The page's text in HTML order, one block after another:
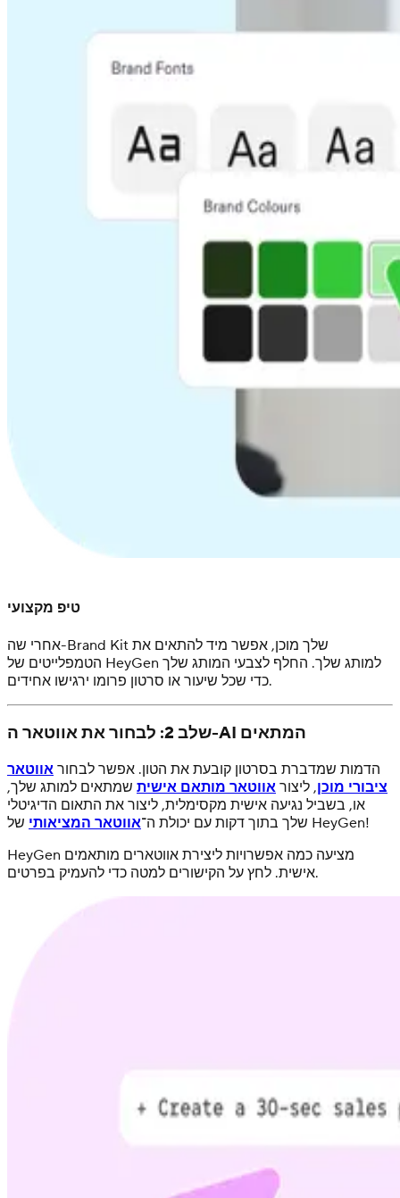
טיפ מקצועי
אחרי שה-Brand Kit שלך מוכן, אפשר מיד להתאים את
הטמפלייטים של HeyGen למותג שלך. החלף לצבעי המותג שלך
כדי שכל שיעור או סרטון פרומו ירגישו אחידים.
שלב 2: לבחור את אווטאר ה-AI המתאים
הדמות שמדברת בסרטון קובעת את הטון. אפשר לבחור אווטאר
ציבורי מוכן, ליצור אווטאר מותאם אישית שמתאים למותג שלך,
או, בשביל נגיעה אישית מקסימלית, ליצור את התאום הדיגיטלי
שלך בתוך דקות עם יכולת ה־אווטאר המציאותי
של HeyGen!
HeyGen מציעה כמה אפשרויות ליצירת אווטארים מותאמים
אישית. לחץ על הקישורים למטה כדי להעמיק בפרטים.